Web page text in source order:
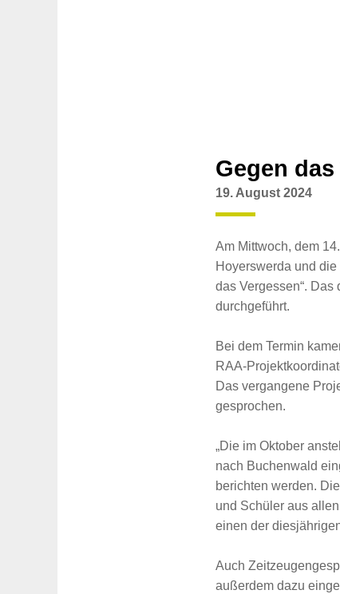
Gegen
19. August 2024
Am Mittwoch, dem
Hoyerswerda und
das Vergessen“. Das
durchgeführt.
Bei dem Termin
RAA-
Das vergangene
gesprochen.
„Die im Oktober
nach Buchenwald
berichten werden.
und Schüler aus
einen der
Auch
außerdem dazu